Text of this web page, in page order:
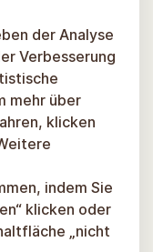
der Analyse
Verbesserung
mehr über
klicken
indem Sie
klicken oder
„nicht